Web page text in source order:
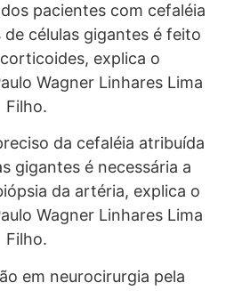
pacientes com cefaléia
células gigantes é feito
explica o
Wagner Linhares Lima
Filho.
da cefaléia atribuída
gigantes é necessária a
da artéria, explica o
Wagner Linhares Lima
Filho.
em neurocirurgia pela